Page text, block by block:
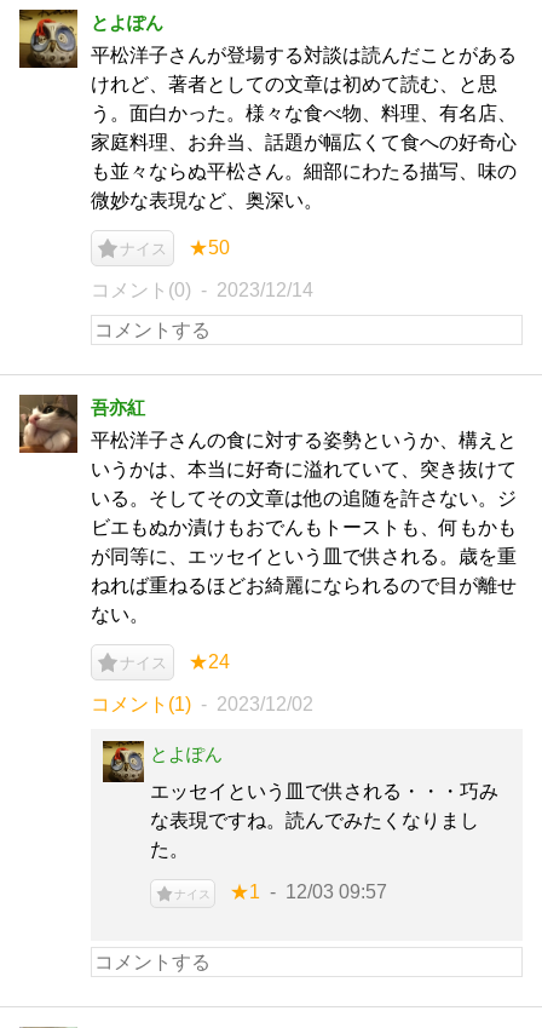
とよぽん
平松洋子さんが登場する対談は読んだことがある
けれど、著者としての文章は初めて読む、と思
う。面白かった。様々な食べ物、料理、有名店、
家庭料理、お弁当、話題が幅広くて食への好奇心
も並々ならぬ平松さん。細部にわたる描写、味の
微妙な表現など、奥深い。
ナイス ★50
コメント(0) 2023/12/14
吾亦紅
平松洋子さんの食に対する姿勢というか、構えと
いうかは、本当に好奇に溢れていて、突き抜けて
いる。そしてその文章は他の追随を許さない。ジ
ビエもぬか漬けもおでんもトーストも、何もかも
が同等に、エッセイという皿で供される。歳を重
ねれば重ねるほどお綺麗になられるので目が離せ
ない。
ナイス ★24
コメント(1) 2023/12/02
とよぽん
エッセイという皿で供される・・・巧み
な表現ですね。読んでみたくなりまし
た。
ナイス ★1 12/03 09:57